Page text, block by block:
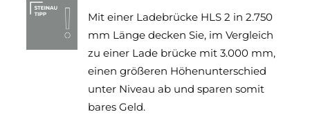
Mit einer Ladebrücke HLS 2 in 2.750
mm Länge decken Sie, im Vergleich
zu einer Lade brücke mit 3.000 mm,
einen größeren Höhenunterschied
unter Niveau ab und sparen somit
bares Geld.